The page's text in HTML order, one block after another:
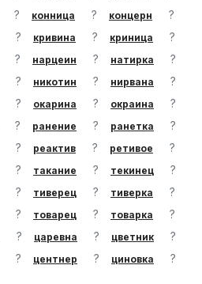
? конница ? концерн ?
? кривина ? криница ?
? нарцеин ? натирка ?
? никотин ? нирвана ?
? окарина ? окраина ?
? ранение ? ранетка ?
? реактив ? ретивое ?
? такание ? текинец ?
? тиверец ? тиверка ?
? товарец ? товарка ?
? царевна ? цветник ?
? центнер ? циновка ?